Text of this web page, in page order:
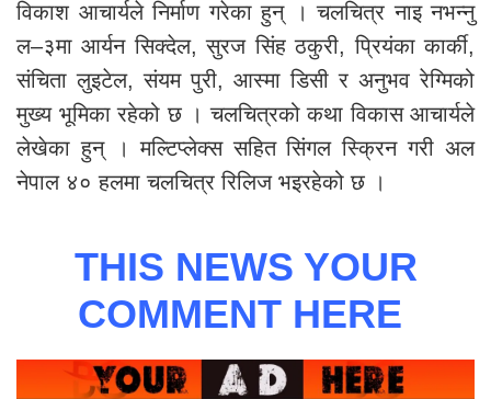
विकाश आचार्यले निर्माण गरेका हुन् । चलचित्र नाइ नभन्नु
ल–३मा आर्यन सिक्देल, सुरज सिंह ठकुरी, प्रियंका कार्की,
संचिता लुइटेल, संयम पुरी, आस्मा डिसी र अनुभव रेग्मिको
मुख्य भूमिका रहेको छ । चलचित्रको कथा विकास आचार्यले
लेखेका हुन् । मल्टिप्लेक्स सहित सिंगल स्क्रिन गरी अल
नेपाल ४० हलमा चलचित्र रिलिज भइरहेको छ ।
THIS NEWS YOUR
COMMENT HERE